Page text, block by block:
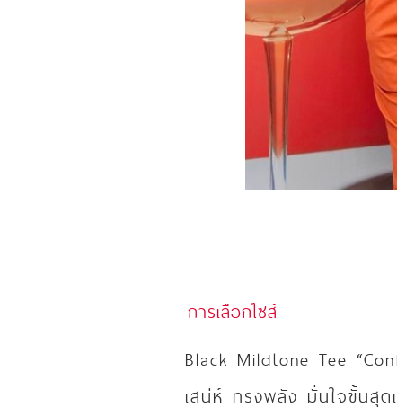
การเลือกไซส์
Black Mildtone Tee
เสน่ห์ ทรงพลัง มั่นใจขั้นสุ